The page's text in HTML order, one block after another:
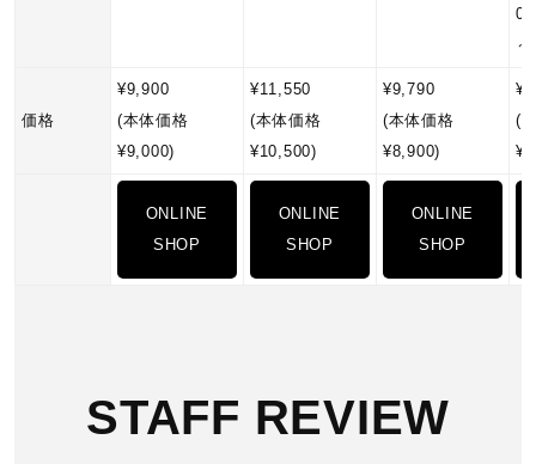
価格
¥9,900
(本体価格
¥9,000)
¥11,550
(本体価格
¥10,500)
¥9,790
(本体価格
¥8,900)
(
ONLINE
SHOP
ONLINE
SHOP
ONLINE
SHOP
STAFF REVIEW